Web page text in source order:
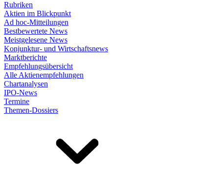
Rubriken
Aktien im Blickpunkt
Ad hoc-Mitteilungen
Bestbewertete News
Meistgelesene News
Konjunktur- und Wirtschaftsnews
Marktberichte
Empfehlungsübersicht
Alle Aktienempfehlungen
Chartanalysen
IPO-News
Termine
Themen-Dossiers